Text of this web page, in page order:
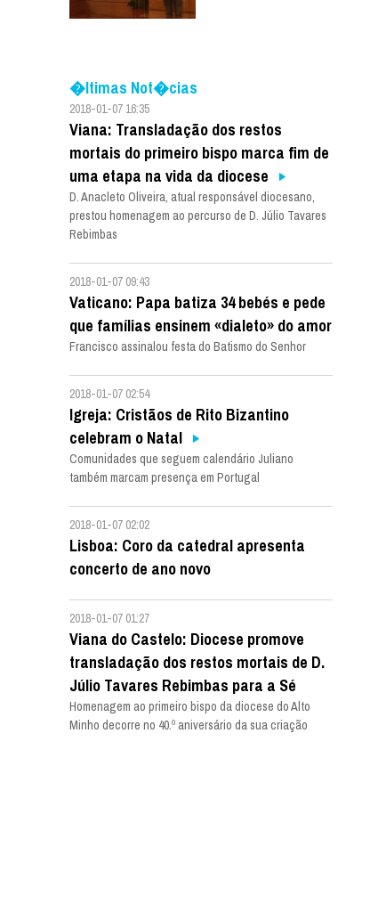
�ltimas Not�cias
2018-01-07 16:35
Viana: Transladação dos restos
mortais do primeiro bispo marca fim de
uma etapa na vida da diocese
D. Anacleto Oliveira, atual responsável diocesano,
prestou homenagem ao percurso de D. Júlio Tavares
Rebimbas
2018-01-07 09:43
Vaticano: Papa batiza 34 bebés e pede
que famílias ensinem «dialeto» do amor
Francisco assinalou festa do Batismo do Senhor
2018-01-07 02:54
Igreja: Cristãos de Rito Bizantino
celebram o Natal
Comunidades que seguem calendário Juliano
também marcam presença em Portugal
2018-01-07 02:02
Lisboa: Coro da catedral apresenta
concerto de ano novo
2018-01-07 01:27
Viana do Castelo: Diocese promove
transladação dos restos mortais de D.
Júlio Tavares Rebimbas para a Sé
Homenagem ao primeiro bispo da diocese do Alto
Minho decorre no 40.º aniversário da sua criação